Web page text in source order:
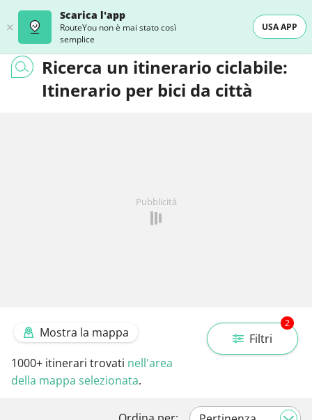
Scarica l'app
RouteYou non è mai stato così
semplice
USA APP
Ricerca un itinerario ciclabile:
Itinerario per bici da città
Pubblicità
Filtri
2
Mostra la mappa
1000+ itinerari trovati nell'area
della mappa selezionata.